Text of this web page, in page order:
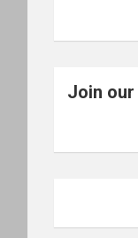
Join our